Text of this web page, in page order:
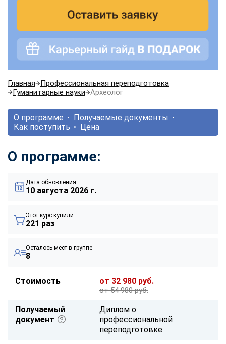
Главная
Профессиональная переподготовка
Гуманитарные науки
Археолог
О программе
Получаемые документы
Как поступить
Цена
О программе:
Дата обновления
10 августа 2026 г.
Этот курс купили
221 раз
Осталось мест в группе
8
Стоимость от 32 980 руб.
от 54 980 руб.
Получаемый
документ
Диплом о
профессиональной
переподготовке